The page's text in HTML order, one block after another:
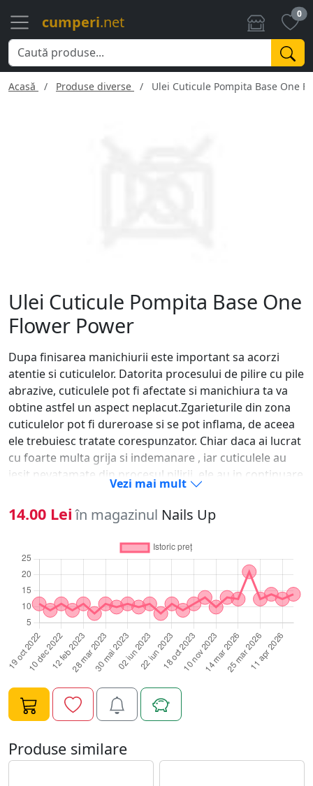
cumperi.net 0
Acasă Produse diverse Ulei Cuticule Pompita Base One
Ulei Cuticule Pompita Base One
Flower Power
Dupa finisarea manichiurii este important sa acorzi
atentie si cuticulelor. Datorita procesului de pilire cu pile
abrazive, cuticulele pot fi afectate si manichiura ta va
obtine astfel un aspect neplacut.Zgarieturile din zona
cuticulelor pot fi dureroase si se pot inflama, de aceea
ele trebuiesc tratate corespunzator. Chiar daca ai lucrat
cu foarte multa grija si indemanare , iar cuticulele au
iesit nevatamate din procesul pilirii, ele au in continuare
nevoie de hidratare, fiind supuse contactului cu diverse
solutii.Ulei Cuticule Pompita Base One Flower Power
confera un aspect placut unghiilor si cuticulelor. Este un
hidratant puternic si hraneste unghiile fragile. Ulei
Cuticule Pompita Base One Flower Power inmoaie si
impiedica uscarea cuticulelor, iar designul practic si
simplu cu pompita te va ajuta sa aplici cantitatea
potrivita de ulei.Se aplica o canitate mica de ulei pe
conturul cuticulei si se maseaza usor. Pentru cuticule
foarte afectate poti lasa uleiul sa actioneze peste
noapte. Ulei Cuticule Pompita Base One Flower Power
va oferi sanatate si un aspect placut unghiilor si
cuticulelor tale.
Vezi mai mult
14.00 Lei în magazinul Nails Up
Produse similare